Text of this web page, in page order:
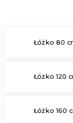
Łóżko 80
Łóżko 120
Łóżko 160